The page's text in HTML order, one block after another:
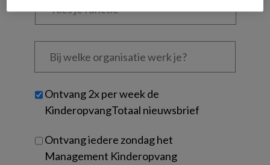
Bij
welke
je?
Untitled
Ontvang 2x per week de
KinderopvangTotaal nieuwsbrief
Ontvang iedere zondag het
Management Kinderopvang